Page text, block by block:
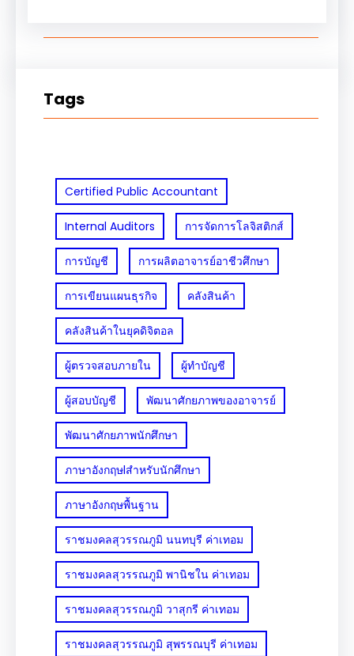
Tags
Certified Public Accountant
Internal Auditors การจัดการโลจิสติกส์
การบัญชี การผลิตอาจารย์อาชีวศึกษา
การเขียนแผนธุรกิจ คลังสินค้า
คลังสินค้าในยุคดิจิตอล
ผู้ตรวจสอบภายใน ผู้ทำบัญชี
ผู้สอบบัญชี พัฒนาศักยภาพของอาจารย์
พัฒนาศักยภาพนักศึกษา
ภาษาอังกฤษlสำหรับนักศึกษา
ภาษาอังกฤษพื้นฐาน
ราชมงคลสุวรรณภูมิ นนทบุรี ค่าเทอม
ราชมงคลสุวรรณภูมิ พานิชใน ค่าเทอม
ราชมงคลสุวรรณภูมิ วาสุกรี ค่าเทอม
ราชมงคลสุวรรณภูมิ สุพรรณบุรี ค่าเทอม